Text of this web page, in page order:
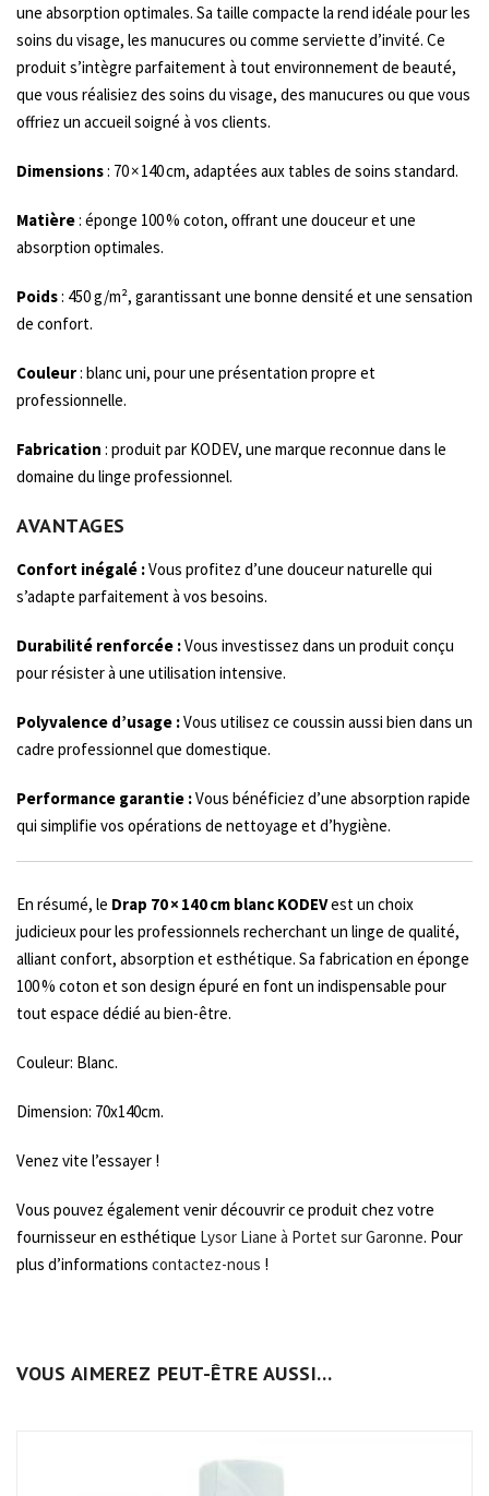
une absorption optimales. Sa taille compacte la rend idéale pour les
soins du visage, les manucures ou comme serviette d’invité. Ce
produit s’intègre parfaitement à tout environnement de beauté,
que vous réalisiez des soins du visage, des manucures ou que vous
offriez un accueil soigné à vos clients.
Dimensions: 70 × 140 cm, adaptées aux tables de soins standard.
Matière: éponge 100 % coton, offrant une douceur et une
absorption optimales.
Poids: 450 g/m², garantissant une bonne densité et une sensation
de confort.
Couleur: blanc uni, pour une présentation propre et
professionnelle.
Fabrication : produit par KODEV, une marque reconnue dans le
domaine du linge professionnel.
AVANTAGES
Confort inégalé :Vous profitez d’une douceur naturelle qui
s’adapte parfaitement à vos besoins.
Durabilité renforcée :Vous investissez dans un produit conçu
pour résister à une utilisation intensive.
Polyvalence d’usage :Vous utilisez ce coussin aussi bien dans un
cadre professionnel que domestique.
Performance garantie :Vous bénéficiez d’une absorption rapide
qui simplifie vos opérations de nettoyage et d’hygiène.
En résumé, le Drap 70 × 140 cm blanc KODEVest un choix
judicieux pour les professionnels recherchant un linge de qualité,
alliant confort, absorption et esthétique. Sa fabrication en éponge
100 % coton et son design épuré en font un indispensable pour
tout espace dédié au bien-être.
Couleur: Blanc.
Dimension: 70x140cm.
Venez vite l’essayer !
Vous pouvez également venir découvrir ce produit chez votre
fournisseur en esthétique Lysor Liane à Portet sur Garonne. Pour
plus d’informations contactez-nous !
VOUS AIMEREZ PEUT-ÊTRE AUSSI…